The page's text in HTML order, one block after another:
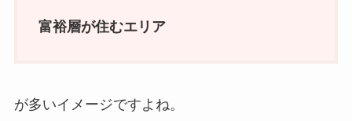
富裕層が住むエリア
が多いイメージですよね。